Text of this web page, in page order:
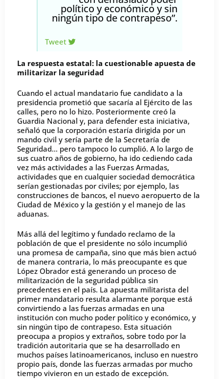
político y económico y sin
ningún tipo de contrapeso”.
Tweet
La respuesta estatal: la cuestionable apuesta de
militarizar la seguridad
Cuando el actual mandatario fue candidato a la
presidencia prometió que sacaría al Ejército de las
calles, pero no lo hizo. Posteriormente creó la
Guardia Nacional y, para defender esta iniciativa,
señaló que la corporación estaría dirigida por un
mando civil y sería parte de la Secretaría de
Seguridad… pero tampoco lo cumplió. A lo largo de
sus cuatro años de gobierno, ha ido cediendo cada
vez más actividades a las Fuerzas Armadas,
actividades que en cualquier sociedad democrática
serían gestionadas por civiles; por ejemplo, las
construcciones de bancos, el nuevo aeropuerto de la
Ciudad de México y la gestión y el manejo de las
aduanas.
Más allá del legítimo y fundado reclamo de la
población de que el presidente no sólo incumplió
una promesa de campaña, sino que más bien actuó
de manera contraria, lo más preocupante es que
López Obrador está generando un proceso de
militarización de la seguridad pública sin
precedentes en el país. La apuesta militarista del
primer mandatario resulta alarmante porque está
convirtiendo a las fuerzas armadas en una
institución con mucho poder político y económico, y
sin ningún tipo de contrapeso. Esta situación
preocupa a propios y extraños, sobre todo por la
tradición autoritaria que se ha desarrollado en
muchos países latinoamericanos, incluso en nuestro
propio país, donde las fuerzas armadas por mucho
tiempo vivieron en un estado de excepción.